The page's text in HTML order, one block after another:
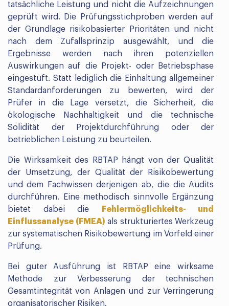
tatsächliche Leistung und nicht die Aufzeichnungen
geprüft wird. Die Prüfungsstichproben werden auf
der Grundlage risikobasierter Prioritäten und nicht
nach dem Zufallsprinzip ausgewählt, und die
Ergebnisse werden nach ihren potenziellen
Auswirkungen auf die Projekt- oder Betriebsphase
eingestuft. Statt lediglich die Einhaltung allgemeiner
Standardanforderungen zu bewerten, wird der
Prüfer in die Lage versetzt, die Sicherheit, die
ökologische Nachhaltigkeit und die technische
Solidität der Projektdurchführung oder der
betrieblichen Leistung zu beurteilen.
Die Wirksamkeit des RBTAP hängt von der Qualität
der Umsetzung, der Qualität der Risikobewertung
und dem Fachwissen derjenigen ab, die die Audits
durchführen. Eine methodisch sinnvolle Ergänzung
bietet dabei die
Fehlermöglichkeits- und
Einflussanalyse (FMEA) als strukturiertes Werkzeug
zur systematischen Risikobewertung im Vorfeld einer
Prüfung.
Bei guter Ausführung ist RBTAP eine wirksame
Methode zur Verbesserung der technischen
Gesamtintegrität von Anlagen und zur Verringerung
organisatorischer Risiken.